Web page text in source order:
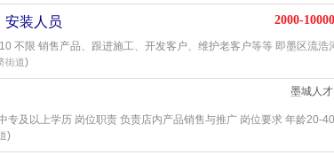
安装人员 2000-10000
不限 销售产品、跟进施工、开发客户、维护老客户等等 即墨区流浩
街道)
墨城人才
及以上学历 岗位职责 负责店内产品销售与推广 岗位要求 年龄20-
)